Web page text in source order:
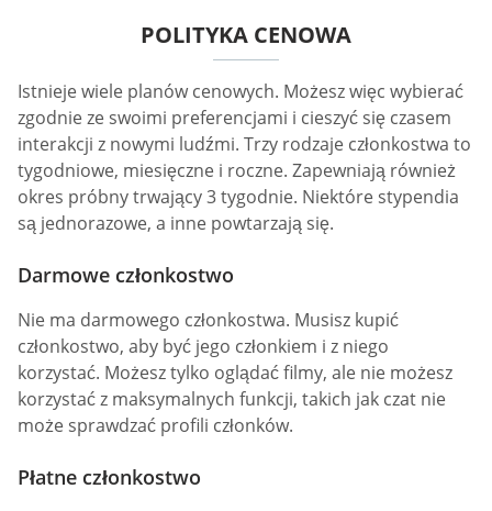
POLITYKA CENOWA
Istnieje wiele planów cenowych. Możesz więc wybierać
zgodnie ze swoimi preferencjami i cieszyć się czasem
interakcji z nowymi ludźmi. Trzy rodzaje członkostwa to
tygodniowe, miesięczne i roczne. Zapewniają również
okres próbny trwający 3 tygodnie. Niektóre stypendia
są jednorazowe, a inne powtarzają się.
Darmowe członkostwo
Nie ma darmowego członkostwa. Musisz kupić
członkostwo, aby być jego członkiem i z niego
korzystać. Możesz tylko oglądać filmy, ale nie możesz
korzystać z maksymalnych funkcji, takich jak czat nie
może sprawdzać profili członków.
Płatne członkostwo